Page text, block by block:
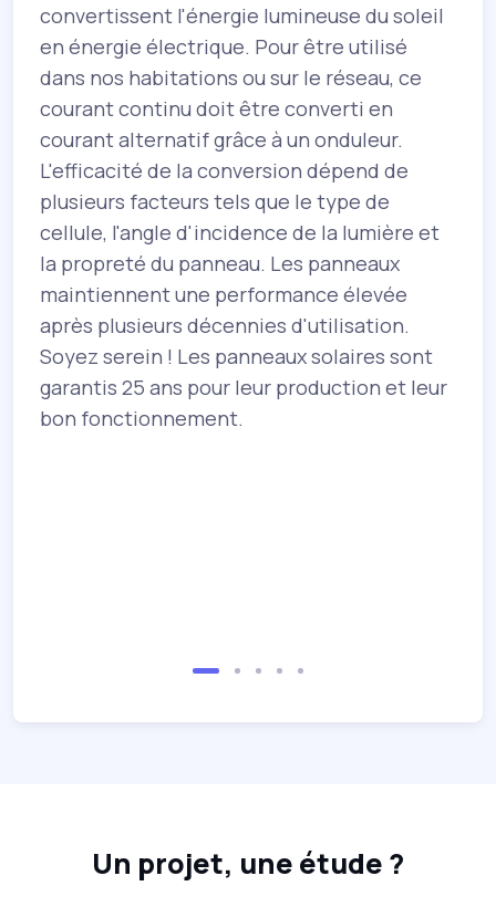
convertissent l'énergie lumineuse du soleil
en énergie électrique. Pour être utilisé
dans nos habitations ou sur le réseau, ce
courant continu doit être converti en
courant alternatif grâce à un onduleur.
L'efficacité de la conversion dépend de
plusieurs facteurs tels que le type de
cellule, l'angle d'incidence de la lumière et
la propreté du panneau. Les panneaux
maintiennent une performance élevée
après plusieurs décennies d'utilisation.
Soyez serein ! Les panneaux solaires sont
garantis 25 ans pour leur production et leur
bon fonctionnement.
Un projet, une étude ?